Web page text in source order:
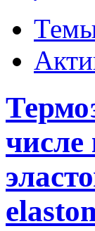
Темы